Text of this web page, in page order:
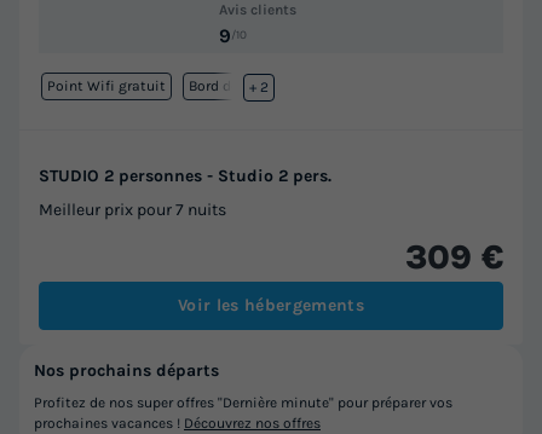
Avis clients
9/10
Point Wifi gratuit Bord de mer
+ 2
STUDIO 2 personnes - Studio 2 pers.
Meilleur prix pour 7 nuits
309 €
Voir les hébergements
Nos prochains départs
Profitez de nos super offres "Dernière minute" pour préparer vos
prochaines vacances ! Découvrez nos offres